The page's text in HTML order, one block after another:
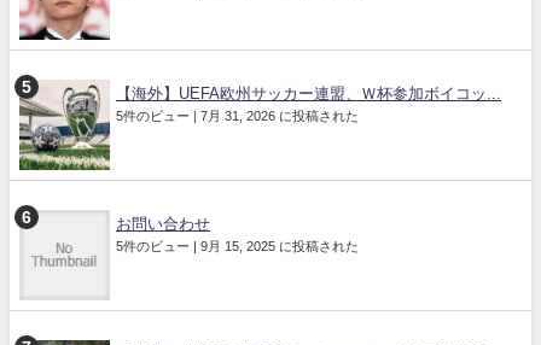
【海外】UEFA欧州サッカー連盟、Ｗ杯参加ボイコッ...
5件のビュー | 7月 31, 2026 に投稿された
お問い合わせ
5件のビュー | 9月 15, 2025 に投稿された